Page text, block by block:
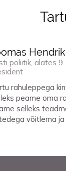
poliitik, alates
rahuleppega
peame oma
selleks
võitlema ja